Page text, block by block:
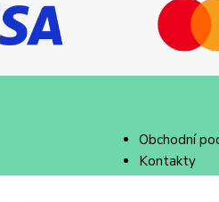
Obchodní
Kontakty